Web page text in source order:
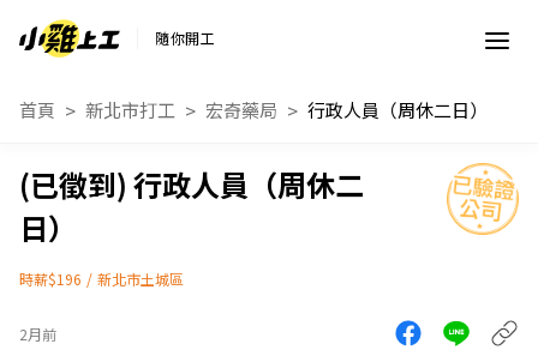
隨你開工
首頁 新北市打工 宏奇藥局 行政人員（周休二日）
行政人員（周休二
日）
時薪$196 / 新北市土城區
2月前